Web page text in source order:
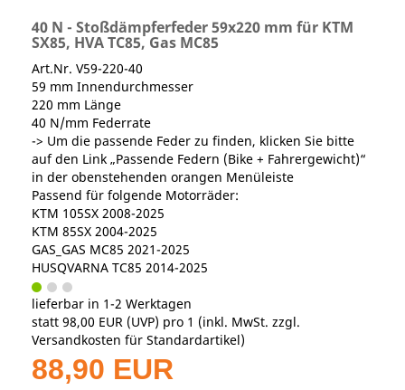
40 N - Stoßdämpferfeder 59x220 mm für KTM
SX85, HVA TC85, Gas MC85
Art.Nr. V59-220-40
59 mm Innendurchmesser
220 mm Länge
40 N/mm Federrate
-> Um die passende Feder zu finden, klicken Sie bitte
auf den Link „Passende Federn (Bike + Fahrergewicht)“
in der obenstehenden orangen Menüleiste
Passend für folgende Motorräder:
KTM 105SX 2008-2025
KTM 85SX 2004-2025
GAS_GAS MC85 2021-2025
HUSQVARNA TC85 2014-2025
lieferbar in 1-2 Werktagen
statt 98,00 EUR (UVP) pro 1 (inkl. MwSt. zzgl.
Versandkosten für Standardartikel)
88,90 EUR